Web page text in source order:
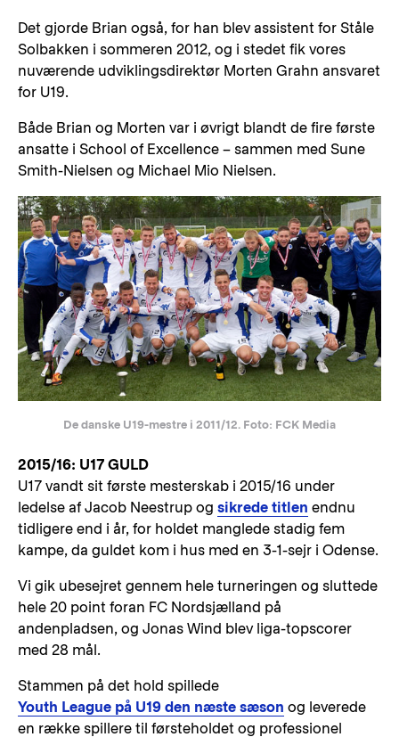
Det gjorde Brian også, for han blev assistent for Ståle
Solbakken i sommeren 2012, og i stedet fik vores
nuværende udviklingsdirektør Morten Grahn ansvaret
for U19.
Både Brian og Morten var i øvrigt blandt de fire første
ansatte i School of Excellence – sammen med Sune
Smith-Nielsen og Michael Mio Nielsen.
De danske U19-mestre i 2011/12. Foto: FCK Media
2015/16: U17 GULD
U17 vandt sit første mesterskab i 2015/16 under
ledelse af Jacob Neestrup og sikrede titlen endnu
tidligere end i år, for holdet manglede stadig fem
kampe, da guldet kom i hus med en 3-1-sejr i Odense.
Vi gik ubesejret gennem hele turneringen og sluttede
hele 20 point foran FC Nordsjælland på
andenpladsen, og Jonas Wind blev liga-topscorer
med 28 mål.
Stammen på det hold spillede
Youth League på U19 den næste sæson og leverede
en række spillere til førsteholdet og professionel